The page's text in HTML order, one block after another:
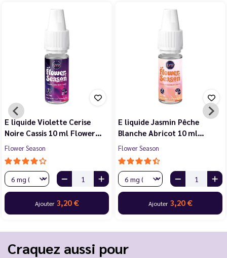
E liquide Violette Cerise
Noire Cassis 10 ml Flower…
Flower Season
Ajouter 3,20 €
E liquide Jasmin Pêche
Blanche Abricot 10 ml…
Flower Season
Ajouter 3,20 €
Craquez aussi pour